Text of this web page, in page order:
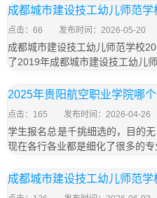
成都城市建设技工幼儿师范
点击：66 发布时间：2026-05-20
成都城市建设技工幼儿师范学校
了2019年成都城市建设技工幼儿
2025年贵阳航空职业学院哪
点击：165 发布时间：2026-04-26
学生报名总是千挑细选的，目的
现在各行各业都是细化了很多的
成都城市建设技工幼儿师范